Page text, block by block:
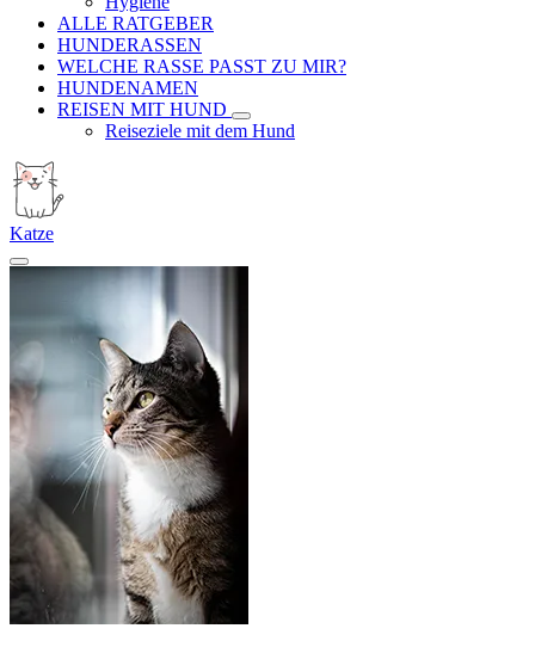
ALLE RATGEBER
HUNDERASSEN
WELCHE RASSE PASST ZU MIR?
HUNDENAMEN
REISEN MIT HUND
Reiseziele mit dem Hund
Katze